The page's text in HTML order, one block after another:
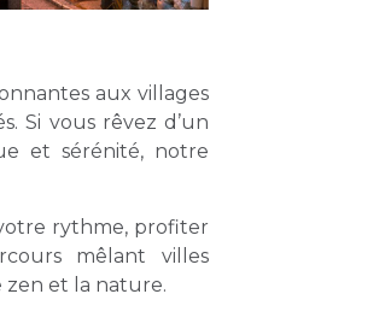
aux villages
Si vous rêvez d’un
et sérénité, notre
rythme, profiter
mêlant villes
zen et la nature.